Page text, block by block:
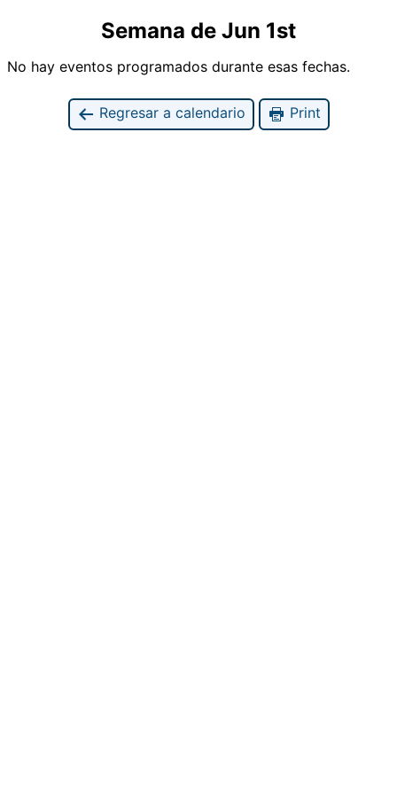
Semana de Jun 1st
No hay eventos programados durante esas fechas.
Regresar a calendario Print